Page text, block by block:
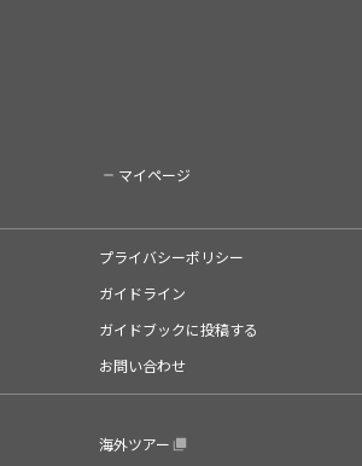
マイページ
プライバシーポリシー
ガイドライン
ガイドブックに投稿する
お問い合わせ
海外ツアー